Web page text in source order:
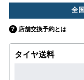
全
店舗交換予約とは
タイヤ送料